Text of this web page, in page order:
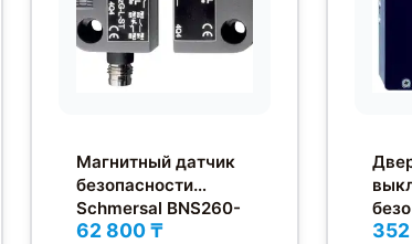
Магнитный датчик
безопасности
Schmersal BNS260-
11/01ZG-ST-L
62 800 ₸